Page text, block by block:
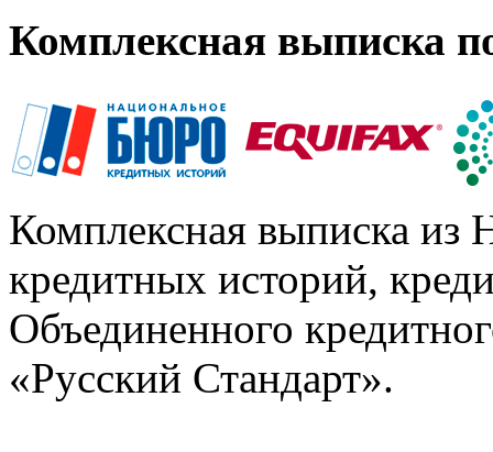
Комплексная выписка
Комплексная выписка из
кредитных историй,
Объединенного
«Русский Стандарт».